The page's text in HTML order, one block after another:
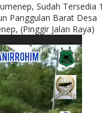
Sudah Tersedia 1
Panggulan Barat Desa
(Pinggir Jalan Raya)